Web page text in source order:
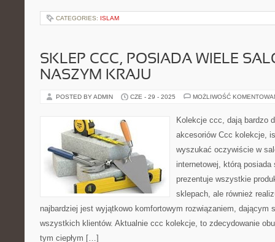
CATEGORIES: ISLAM
SKLEP CCC, POSIADA WIELE
NASZYM KRAJU
POSTED BY ADMIN CZE - 29 - 2025 MOŻLIWOŚĆ
Kolekcje ccc, dają bardzo
akcesoriów Ccc kolekcje,
wyszukać oczywiście w
internetowej, którą
prezentuje wszystkie
sklepach, ale również
najbardziej jest wyjątkowo komfortowym rozwiązaniem, dającym
wszystkich klientów. Aktualnie ccc kolekcje, to zdecydowanie
tym ciepłym […]